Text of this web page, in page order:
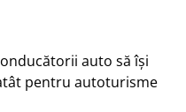
auto să își
pentru autoturisme